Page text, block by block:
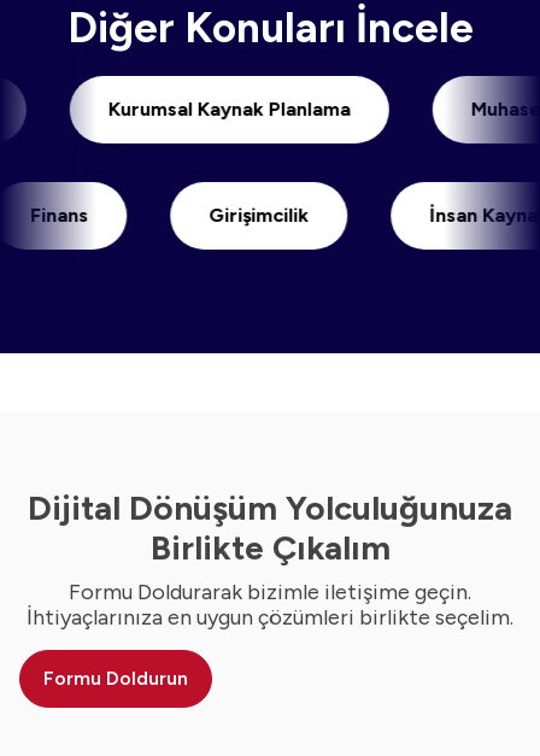
Diğer Konuları İncele
Kurumsal Kaynak Planlama
Girişimcilik İnsan Kaynakları
Dijital Dönüşüm Yolculuğunuza
Birlikte Çıkalım
Formu Doldurarak bizimle iletişime geçin.
İhtiyaçlarınıza en uygun çözümleri birlikte seçelim.
Formu Doldurun